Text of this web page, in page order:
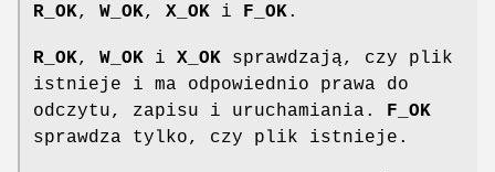
R_OK, W_OK, X_OK i F_OK.
R_OK, W_OK i X_OK sprawdzają, czy plik
istnieje i ma odpowiednio prawa do
odczytu, zapisu i uruchamiania.
F_OK
sprawdza tylko, czy plik istnieje.